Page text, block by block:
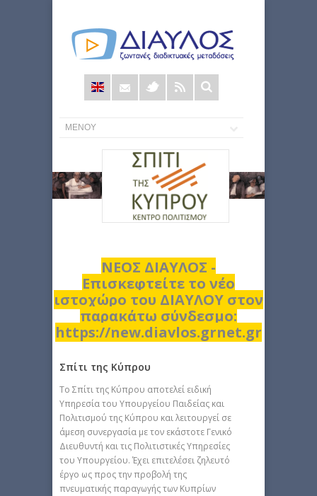
Φόρμα
αναζήτησης
ΝΕΟΣ ΔΙΑΥΛΟΣ -
Επισκεφτείτε το νέο
ιστοχώρο του ΔΙΑΥΛΟΥ στον
παρακάτω σύνδεσμο:
https://new.diavlos.grnet.gr
Σπίτι της Κύπρου
Το Σπίτι της Κύπρου αποτελεί ειδική
Υπηρεσία του Υπουργείου Παιδείας και
Πολιτισμού της Κύπρου και λειτουργεί σε
άμεση συνεργασία με τον εκάστοτε Γενικό
Διευθυντή και τις Πολιτιστικές Υπηρεσίες
του Υπουργείου. Έχει επιτελέσει ζηλευτό
έργο ως προς την προβολή της
πνευματικής παραγωγής των Κυπρίων